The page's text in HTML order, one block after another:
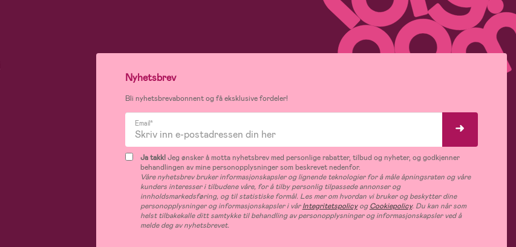
Nyhetsbrev
Bli nyhetsbrevabonnent og få eksklusive fordeler!
Email*
Ja takk!Jeg ønsker å motta nyhetsbrev med personlige rabatter, tilbud og nyheter, og godkjenner
behandlingen av mine personopplysninger som beskrevet nedenfor.
Våre nyhetsbrev bruker informasjonskapsler og lignende teknologier for å måle åpningsraten og våre
kunders interesser i tilbudene våre, for å tilby personlig tilpassede annonser og
innholdsmarkedsføring, og til statistiske formål. Les mer om hvordan vi bruker og beskytter dine
personopplysninger og informasjonskapsler i vårIntegritetspolicyogCookiepolicy. Du kan når som
helst tilbakekalle ditt samtykke til behandling av personopplysninger og informasjonskapsler ved å
melde deg av nyhetsbrevet.